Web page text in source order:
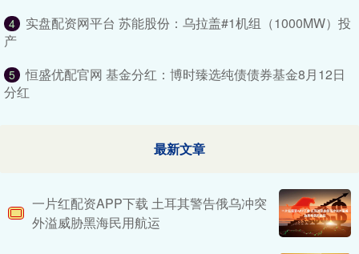
4
实盘配资网平台 苏能股份：乌拉盖#1机组（1000MW）投
产
5
恒盛优配官网 基金分红：博时臻选纯债债券基金8月12日
分红
最新文章
一片红配资APP下载 土耳其警告俄乌冲突
外溢威胁黑海民用航运